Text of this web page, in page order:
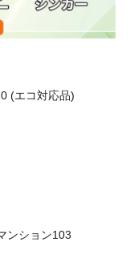
(エコ対応品)
ンション103